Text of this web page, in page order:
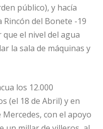
público), y hacía
del Bonete -19
el nivel del agua
la sala de máquinas y
los 12.000
(el 18 de Abril) y en
con el apoyo